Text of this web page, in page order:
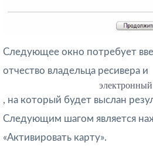
Следующее окно потребует
отчество владельца ресивера и
электронный
, на который будет выслан
Следующим шагом является
«Активировать карту».